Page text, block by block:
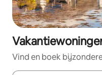
Vind en boek